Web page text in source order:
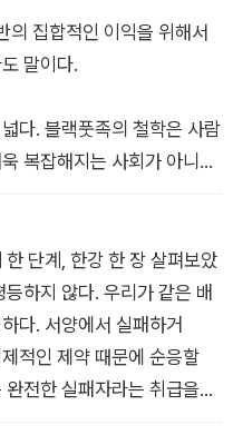
받는 일은 그 뒤로도 학업적
담할 수 있는 길이었다.
었다. 단지 우리가 생각했던
제거했을 뿐이다. (…)
것이 외계인이라는 얘기는
, 아틀란티스라느니, 지구
을 대개는 피해망상증의 경
무런 정보도 없이 지껄이
만 사실 이 사람들은 정보가
정보일 수는 있지만, 정보
이런 생각들은 어느 정도는
연장선상에 있다고 할 수
콜리, 휴 블레어의 이론을
이 아닌 비서구인들은 이들
은 아동 노동자들의 역사는
서 또 다른 것도 잃게 되었
것이다. (…)
까지, 서구 사회는 노동자
을 위해서 훨씬 더 쥐어짰
에 처음에는 미국에서, 그
장 소유주들을 자신의 손아
. 그의 이름은 프레더릭 윈
컨설턴트 가운데 한 사람이
일러(Speedy Taylor)’라는
찬가지로 시계의 도움을
냈다. 그는 공장에 나와 노동
심리학자가 1960년 비즈니
것이었다. 사신 메슬로 아이
관리 연구 분야였다. 매슬
에 기여하기보다는, 사람들
상적인 노동자가 되는 작업
. 앞선 장에서 살펴봤던 것처
떤 사람인지와는 별로 관련
연관이 된다. 프레더릭슬로
로 깎아내어 효율성
말이다. 관리 연구분야에서
, 인간의 욕구란일종의 컴
말이다.
을 시험해본 사람들은 행동
럼 무의식적 욕망의 결과
리학자들이 생각했던 것처
하는 것도 아니며, 내면
일어난다는 매슬로의 새
년대와 1980년대를 거치
망한 뒤로 자본주의는 인
경영학이라는 형태를 갖추
의 집합적인 이익을 위해서
말이다.
다. 블랙풋족의 철학은 사람
복잡해지는 사회가 아니
는 사회와 관련이 있다.
주변 사람들을 따라잡으면
있도록 가족이나 친구들과
을 쏟는 일이 아니다. 자동
에서 사회란 개별적이고 고
양인들에게 다른 사람들이
사람들이란 곧 있는 그대로
단계, 한강 한 장 살펴보았
하지 않다. 우리가 같은 배
다. 서양에서 실패하거
적인 제약 때문에 순응할
전한 실패자라는 취급을받